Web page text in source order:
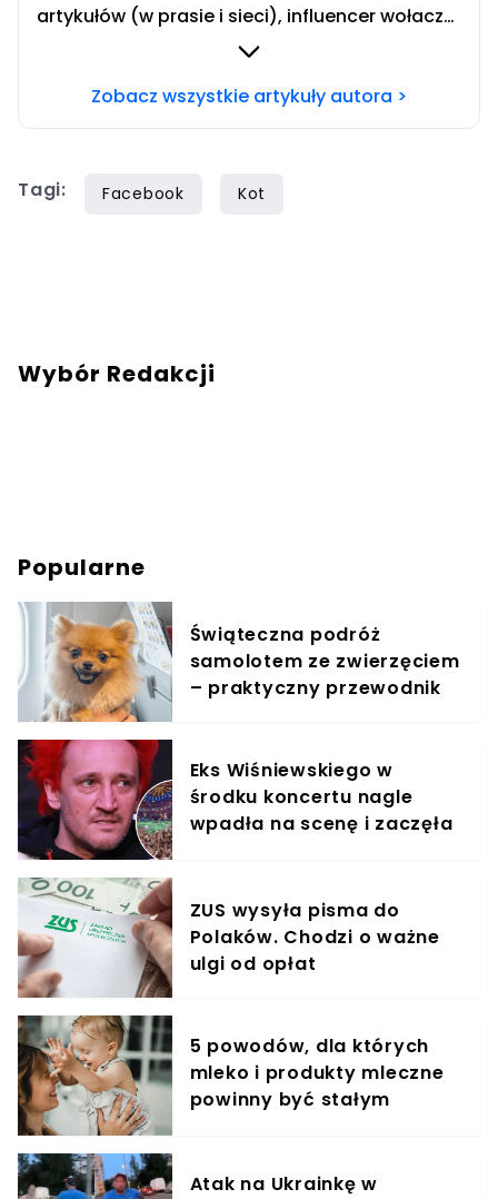
artykułów (w prasie i sieci), influencer wołacza.
Redaktor swiatzwierzat.pl. Team koty. Chcesz
do mnie wiadomość na mail:
Zobacz wszystkie artykuły autora >
Tagi: Facebook Kot
Wybór Redakcji
Popularne
Świąteczna podróż
samolotem ze zwierzęciem
– praktyczny przewodnik
Eks Wiśniewskiego w
środku koncertu nagle
wpadła na scenę i zaczęła
ZUS wysyła pisma do
Polaków. Chodzi o ważne
ulgi od opłat
5 powodów, dla których
mleko i produkty mleczne
powinny być stałym
Atak na Ukrainkę w